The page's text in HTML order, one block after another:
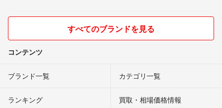
すべてのブランドを見る
コンテンツ
ブランド一覧 カテゴリ一覧
ランキング 買取・相場価格情報